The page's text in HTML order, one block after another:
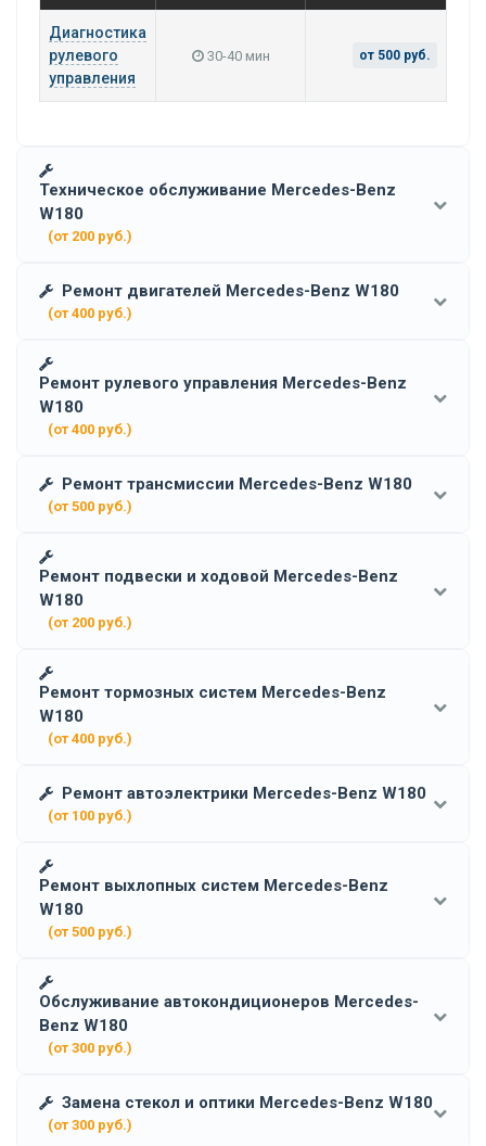
Диагностика
рулевого
управления
30-40 мин от 500 руб.
Техническое обслуживание Mercedes-Benz
W180
(от 200 руб.)
Ремонт двигателей Mercedes-Benz W180
(от 400 руб.)
Ремонт рулевого управления Mercedes-Benz
W180
(от 400 руб.)
Ремонт трансмиссии Mercedes-Benz W180
(от 500 руб.)
Ремонт подвески и ходовой Mercedes-Benz
W180
(от 200 руб.)
Ремонт тормозных систем Mercedes-Benz
W180
(от 400 руб.)
Ремонт автоэлектрики Mercedes-Benz W180
(от 100 руб.)
Ремонт выхлопных систем Mercedes-Benz
W180
(от 500 руб.)
Обслуживание автокондиционеров Mercedes-
Benz W180
(от 300 руб.)
Замена стекол и оптики Mercedes-Benz W180
(от 300 руб.)